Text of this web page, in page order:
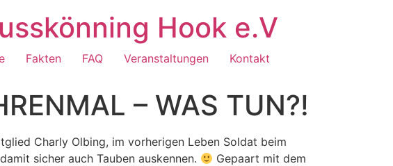
Hook e.V
Fakten FAQ Veranstaltungen Kontakt
– WAS TUN?!
Charly Olbing, im vorherigen Leben Soldat beim
sicher auch Tauben auskennen.
Gepaart mit dem